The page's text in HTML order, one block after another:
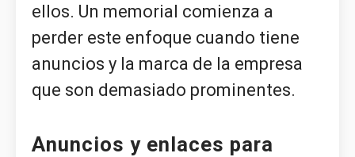
ellos. Un memorial comienza a
perder este enfoque cuando tiene
anuncios y la marca de la empresa
que son demasiado prominentes.
Anuncios y enlaces para